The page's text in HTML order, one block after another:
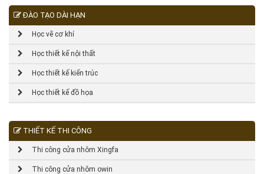
ĐÀO TẠO DÀI HẠN
Học vẽ cơ khí
Học thiết kế nội thất
Học thiết kế kiến trúc
Học thiết kế đồ họa
THIẾT KẾ THI CÔNG
Thi công cửa nhôm Xingfa
Thi công cửa nhôm owin